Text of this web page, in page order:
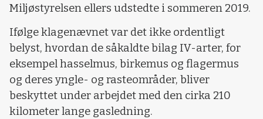
Miljøstyrelsen ellers udstedte i sommeren 2019.
Ifølge klagenævnet var det ikke ordentligt
belyst, hvordan de såkaldte bilag IV-arter, for
eksempel hasselmus, birkemus og flagermus
og deres yngle- og rasteområder, bliver
beskyttet under arbejdet med den cirka 210
kilometer lange gasledning.